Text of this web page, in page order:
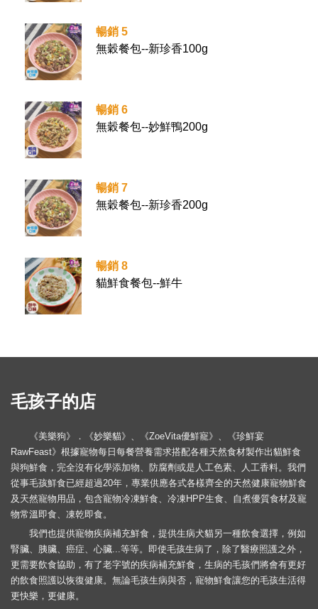
暢銷 5
無穀餐包--新珍香100g
暢銷 6
無穀餐包--妙鮮鴨200g
暢銷 7
無穀餐包--新珍香200g
暢銷 8
貓鮮食餐包--鮮牛
毛孩子的店
《美樂狗》．《妙樂貓》、《ZoeVita優鮮寵》、《珍鮮宴
RawFeast》根據寵物每日每餐營養需求搭配各種天然食材製作出貓鮮食
與狗鮮食，完全沒有化學添加物、防腐劑或是人工色素、人工香料。我們
從事毛孩鮮食已經超過20年，專業供應各式各樣齊全的天然健康寵物鮮食
及天然寵物用品，包含寵物冷凍鮮食、冷凍HPP生食、自煮優質食材及寵
物常溫即食、凍乾即食。
我們也提供寵物疾病補充鮮食，提供生病犬貓另一種飲食選擇，例如
腎臟、胰臟、癌症、心臟...等等。即使毛孩生病了，除了醫療照護之外，
更需要飲食協助，有了老字號的疾病補充鮮食，生病的毛孩們將會有更好
的飲食照護以恢復健康。無論毛孩生病與否，寵物鮮食讓您的毛孩生活得
更快樂，更健康。